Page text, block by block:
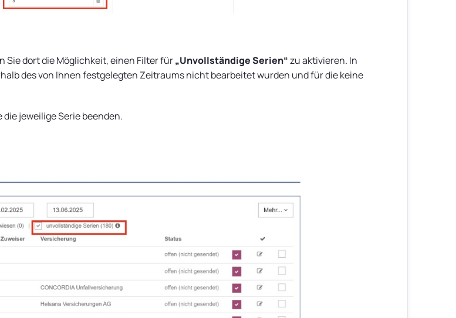
Sie dort die Möglichkeit, einen Filter für„Unvollständige Serien“zu aktivieren. In
des von Ihnen festgelegten Zeitraums nicht bearbeitet wurden und für die keine
die jeweilige Serie beenden.